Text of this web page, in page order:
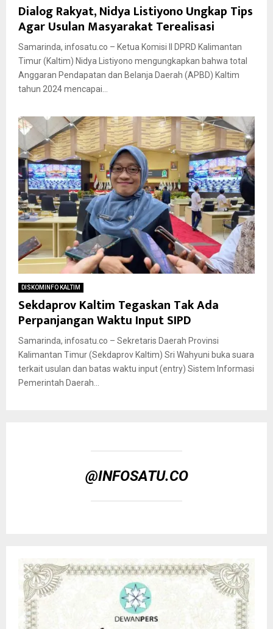
Dialog Rakyat, Nidya Listiyono Ungkap Tips
Agar Usulan Masyarakat Terealisasi
Samarinda, infosatu.co – Ketua Komisi II DPRD Kalimantan
Timur (Kaltim) Nidya Listiyono mengungkapkan bahwa total
Anggaran Pendapatan dan Belanja Daerah (APBD) Kaltim
tahun 2024 mencapai...
DISKOMINFO KALTIM
Sekdaprov Kaltim Tegaskan Tak Ada
Perpanjangan Waktu Input SIPD
Samarinda, infosatu.co – Sekretaris Daerah Provinsi
Kalimantan Timur (Sekdaprov Kaltim) Sri Wahyuni buka suara
terkait usulan dan batas waktu input (entry) Sistem Informasi
Pemerintah Daerah...
@INFOSATU.CO